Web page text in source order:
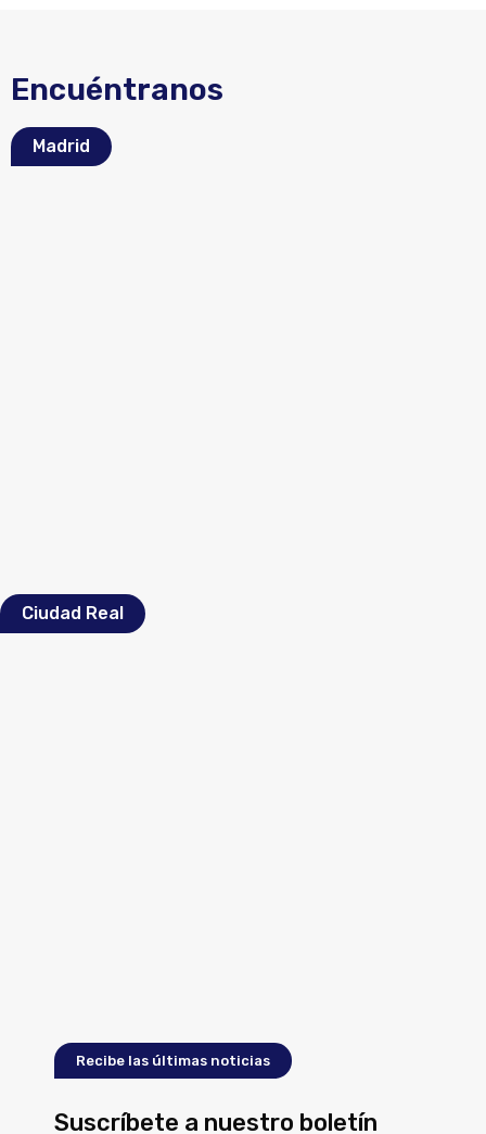
Encuéntranos
Madrid
Ciudad Real
Recibe las últimas noticias
Suscríbete a nuestro boletín